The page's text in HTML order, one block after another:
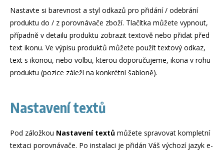
Nastavte si barevnost a styl odkazů pro přidání / odebrání
produktu do / z porovnávače zboží. Tlačítka můžete vypnout,
případně v detailu produktu zobrazit textově nebo přidat před
text ikonu. Ve výpisu produktů můžete použít textový odkaz,
text s ikonou, nebo volbu, kterou doporučujeme, ikona v rohu
produktu (pozice záleží na konkrétní šabloně).
Nastavení textů
Pod záložkou Nastavení textů můžete spravovat kompletní
textaci porovnávače. Po instalaci je přidán Váš výchozí jazyk e-